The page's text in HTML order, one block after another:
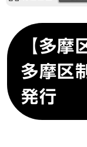
【多摩
多摩区
発行